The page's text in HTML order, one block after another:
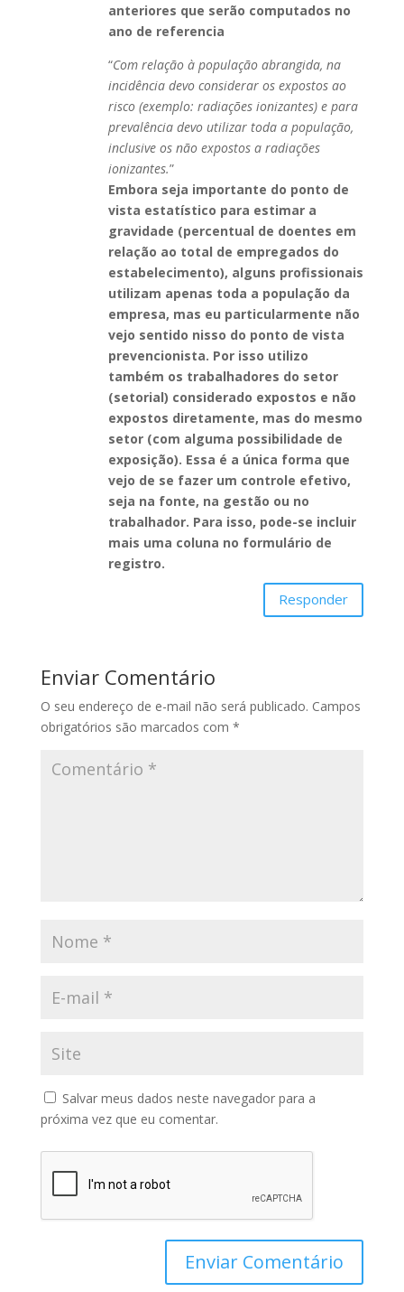
anteriores que serão computados no
ano de referencia
“Com relação à população abrangida, na
incidência devo considerar os expostos ao
risco (exemplo: radiações ionizantes) e para
prevalência devo utilizar toda a população,
inclusive os não expostos a radiações
ionizantes.”
Embora seja importante do ponto de
vista estatístico para estimar a
gravidade (percentual de doentes em
relação ao total de empregados do
estabelecimento), alguns profissionais
utilizam apenas toda a população da
empresa, mas eu particularmente não
vejo sentido nisso do ponto de vista
prevencionista. Por isso utilizo
também os trabalhadores do setor
(setorial) considerado expostos e não
expostos diretamente, mas do mesmo
setor (com alguma possibilidade de
exposição). Essa é a única forma que
vejo de se fazer um controle efetivo,
seja na fonte, na gestão ou no
trabalhador. Para isso, pode-se incluir
mais uma coluna no formulário de
registro.
Responder
Enviar Comentário
O seu endereço de e-mail não será publicado. Campos
obrigatórios são marcados com *
Salvar meus dados neste navegador para a
próxima vez que eu comentar.